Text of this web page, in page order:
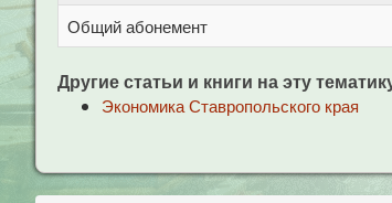
Общий абонемент
Другие статьи и книги на эту
Экономика Ставропольского края